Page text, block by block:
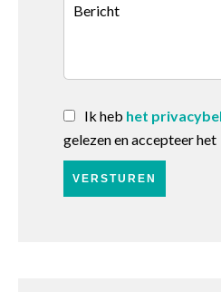
Ik heb het
gelezen en accepteer het
VERSTUREN